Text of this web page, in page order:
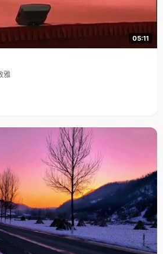
答，要求三秒钟出答案，高鹏被问到"一斤铁和
应不过来，眼瞅着三秒要到了，就冲口而
出一片笑声，这个故事也成了高鹏的典故，
高鹏的早期教育就是看小说，"我最喜欢看的
看过，能把时候还不是很懂，后来又看了很多
看就越喜欢"。除了儒雅的书生气，看书还能
戏绝缘体，当同学
对这个新玩意"丝毫提不起兴趣"，课余的时候
候，我邀请高鹏给我画一张肖像画，他很爽快
画将起来，几分钟就完了。过来一看，笔画
不禁埋怨："长期睡眠不足的眼袋也不必那么
，说这都是自娱自乐的东西，没事的时候画
干得最多
的主力后卫呢，也不枉他一米八多的个头。高
不是因为他篮球很牛，而是因为他算是中国走
在异国闯出一片天地。 当我问到大学生
他说，上大学了，一切都是新的，新的朋友，
点略微的辉煌在清华里找不到丝毫痕迹，"来到
入进去了，我已经做好准备去认真感受大学生
在孕育着另一个更大的梦想。
05:11
雅